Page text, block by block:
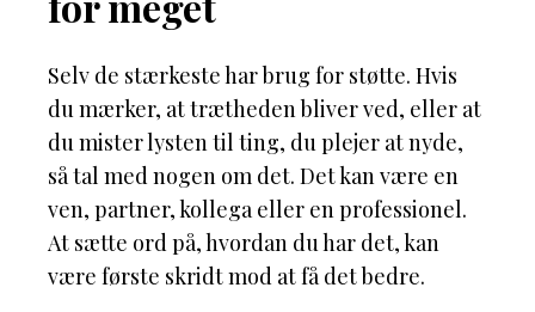
Selv de stærkeste har brug for støtte. Hvis
du mærker, at trætheden bliver ved, eller at
du mister lysten til ting, du plejer at nyde,
så tal med nogen om det. Det kan være en
ven, partner, kollega eller en professionel.
At sætte ord på, hvordan du har det, kan
være første skridt mod at få det bedre.